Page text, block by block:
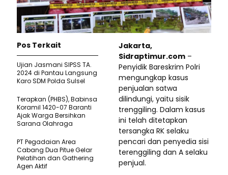
Jakarta,
Sidraptimur.com –
Penyidik Bareskrim Polri
mengungkap kasus
penjualan satwa
dilindungi, yaitu sisik
trenggiling. Dalam kasus
ini telah ditetapkan
tersangka RK selaku
pencari dan penyedia sisi
terenggiling dan A selaku
penjual.
Pos Terkait
Ujian Jasmani SIPSS TA.
2024 di Pantau Langsung
Karo SDM Polda Sulsel
Terapkan (PHBS), Babinsa
Koramil 1420-07 Baranti
Ajak Warga Bersihkan
Sarana Olahraga
PT Pegadaian Area
Cabang Dua Pitue Gelar
Pelatihan dan Gathering
Agen Aktif